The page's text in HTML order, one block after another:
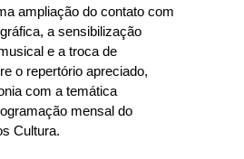
ampliação do contato com
a sensibilização
e a troca de
o repertório apreciado,
com a temática
mensal do
Cultura.